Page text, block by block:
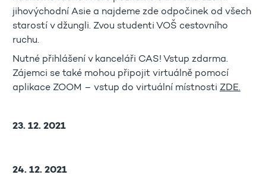
jihovýchodní Asie a najdeme zde odpočinek od všech
starostí v džungli. Zvou studenti VOŠ cestovního
ruchu.
Nutné přihlášení v kanceláři CAS! Vstup zdarma.
Zájemci se také mohou připojit virtuálně pomocí
aplikace ZOOM – vstup do virtuální místnosti ZDE.
23. 12. 2021
24. 12. 2021